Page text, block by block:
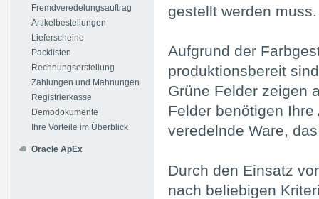
Fremdveredelungsauftrag
Artikelbestellungen
Lieferscheine
Packlisten
Rechnungserstellung
Zahlungen und Mahnungen
Registrierkasse
Demodokumente
Ihre Vorteile im Überblick
Oracle ApEx
gestellt werden muss.
Aufgrund der
produktionsbereit
Grüne Felder zeigen
Felder benötigen
veredelnde Ware,
Durch den Einsatz
nach beliebigen